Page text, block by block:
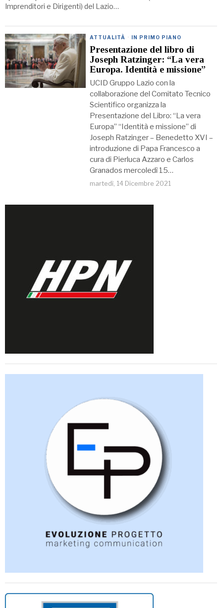
Imprenditori e Dirigenti) del Lazio…
ATTUALITÀ · IN PRIMO PIANO
Presentazione del libro di
Joseph Ratzinger: “La vera
Europa. Identità e missione”
UCID Gruppo Lazio con la
collaborazione del Comitato Tecnico
Scientifico organizza la
Presentazione del Libro: “La vera
Europa” “Identità e missione” di
Joseph Ratzinger – Benedetto XVI –
introduzione di Papa Francesco a
cura di Pierluca Azzaro e Carlos
Granados mercoledì 15…
martedì, 14 Dicembre 2021